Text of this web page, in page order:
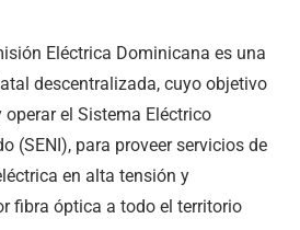
Eléctrica Dominicana es una
descentralizada, cuyo objetivo
el Sistema Eléctrico
(SENI), para proveer servicios de
en alta tensión y
fibra óptica a todo el territorio